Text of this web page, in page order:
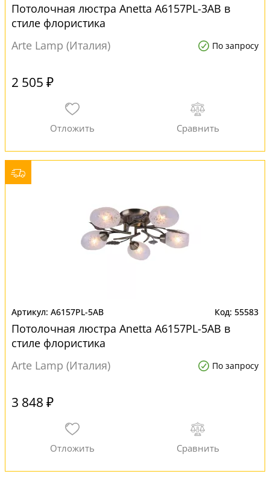
Потолочная люстра Anetta A6157PL-3AB в
стиле флористика
Arte Lamp (Италия)
По запросу
2 505 ₽
A6157PL-5AB 55583
Потолочная люстра Anetta A6157PL-5AB в
стиле флористика
Arte Lamp (Италия)
По запросу
3 848 ₽